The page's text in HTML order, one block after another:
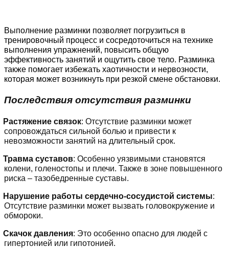
Выполнение разминки позволяет погрузиться в
тренировочный процесс и сосредоточиться на технике
выполнения упражнений, повысить общую
эффективность занятий и ощутить свое тело. Разминка
также помогает избежать хаотичности и нервозности,
которая может возникнуть при резкой смене обстановки.
Последствия отсутствия разминки
Растяжение связок: Отсутствие разминки может
сопровождаться сильной болью и привести к
невозможности занятий на длительный срок.
Травма суставов: Особенно уязвимыми становятся
колени, голеностопы и плечи. Также в зоне повышенного
риска – тазобедренные суставы.
Нарушение работы сердечно-сосудистой системы:
Отсутствие разминки может вызвать головокружение и
обмороки.
Скачок давления: Это особенно опасно для людей с
гипертонией или гипотонией.